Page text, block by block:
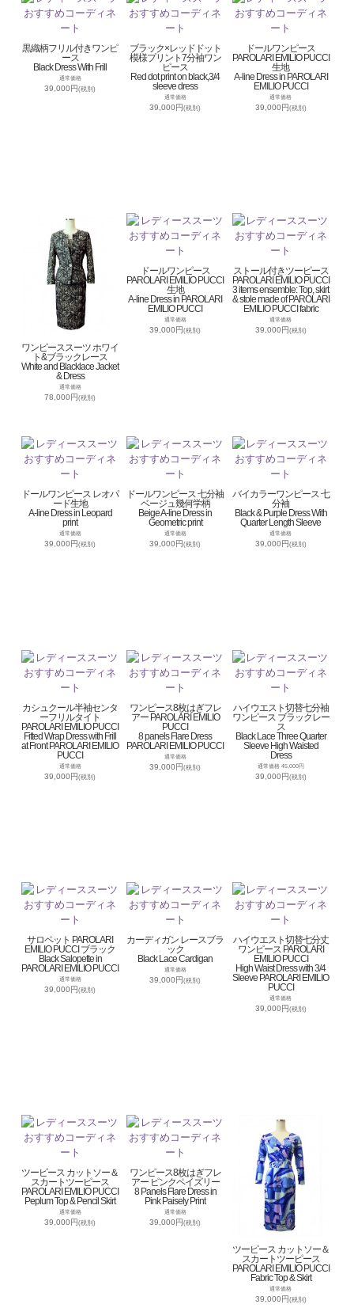
黒織柄フリル付きワンピ
ース
Black Dress With Frill
通常価格
39,000円(税別)
ブラック×レッドドット
模様プリント7分袖ワン
ピース
Red dot print on black,3/4
sleeve dress
通常価格
39,000円(税別)
ドールワンピース
PAROLARI EMILIO PUCCI
生地
A-line Dress in PAROLARI
EMILIO PUCCI
通常価格
39,000円(税別)
ワンピーススーツ ホワイ
ト&ブラックレース
White and Blacklace Jacket
& Dress
通常価格
78,000円(税別)
ドールワンピース
PAROLARI EMILIO PUCCI
生地
A-line Dress in PAROLARI
EMILIO PUCCI
通常価格
39,000円(税別)
ストール付きツーピース
PAROLARI EMILIO PUCCI
3 items ensemble: Top, skirt
& stole made of PAROLARI
EMILIO PUCCI fabric
通常価格
39,000円(税別)
ドールワンピース レオパ
ード生地
A-line Dress in Leopard
print
通常価格
39,000円(税別)
ドールワンピース 七分袖
ベージュ幾何学柄
Beige A-line Dress in
Geometric print
通常価格
39,000円(税別)
バイカラーワンピース 七
分袖
Black & Purple Dress With
Quarter Length Sleeve
通常価格
39,000円(税別)
カシュクール半袖センタ
ーフリルタイト
PAROLARI EMILIO PUCCI
Fitted Wrap Dress with Frill
at Front PAROLARI EMILIO
PUCCI
通常価格
39,000円(税別)
ワンピース8枚はぎフレ
アー PAROLARI EMILIO
PUCCI
8 panels Flare Dress
PAROLARI EMILIO PUCCI
通常価格
39,000円(税別)
ハイウエスト切替七分袖
ワンピース ブラックレー
ス
Black Lace Three Quarter
Sleeve High Waisted
Dress
通常価格 45,000円
39,000円(税別)
サロペット PAROLARI
EMILIO PUCCI ブラック
Black Salopette in
PAROLARI EMILIO PUCCI
通常価格
39,000円(税別)
カーディガン レースブラ
ック
Black Lace Cardigan
通常価格
39,000円(税別)
ハイウエスト切替七分丈
ワンピース PAROLARI
EMILIO PUCCI
High Waist Dress with 3/4
Sleeve PAROLARI EMILIO
PUCCI
通常価格
39,000円(税別)
ツーピース カットソー＆
スカートツーピース
PAROLARI EMILIO PUCCI
Peplum Top & Pencil Skirt
通常価格
39,000円(税別)
ワンピース8枚はぎフレ
アー ピンクペイズリー
8 Panels Flare Dress in
Pink Paisely Print
通常価格
39,000円(税別)
ツーピース カットソー＆
スカートツーピース
PAROLARI EMILIO PUCCI
Fabric Top & Skirt
通常価格
39,000円(税別)